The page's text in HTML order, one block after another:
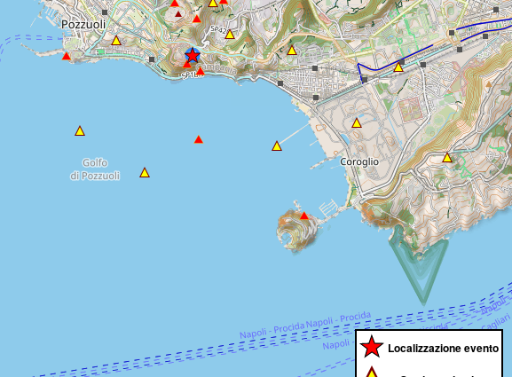
Localizzazione evento